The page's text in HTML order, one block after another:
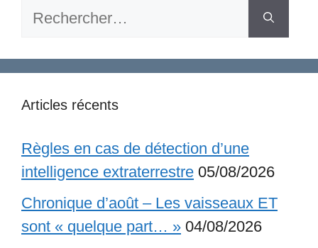
Rechercher :
Articles récents
Règles en cas de détection d’une
intelligence extraterrestre 05/08/2026
Chronique d’août – Les vaisseaux ET
sont « quelque part… » 04/08/2026